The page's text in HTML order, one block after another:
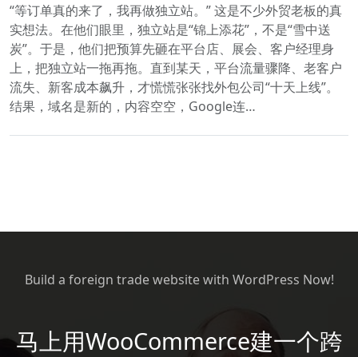
“等订单真的来了，我再做独立站。” 这是不少外贸老板的真
实想法。在他们眼里，独立站是“锦上添花”，不是“雪中送
炭”。于是，他们把预算先砸在平台店、展会、客户经理身
上，把独立站一拖再拖。直到某天，平台流量骤降、老客户
流失、新客成本飙升，才慌慌张张找外包公司“十天上线”。
结果，域名是新的，内容空空，Google连…
Build a foreign trade website with WordPress Now!
马上用WooCommerce建一个跨